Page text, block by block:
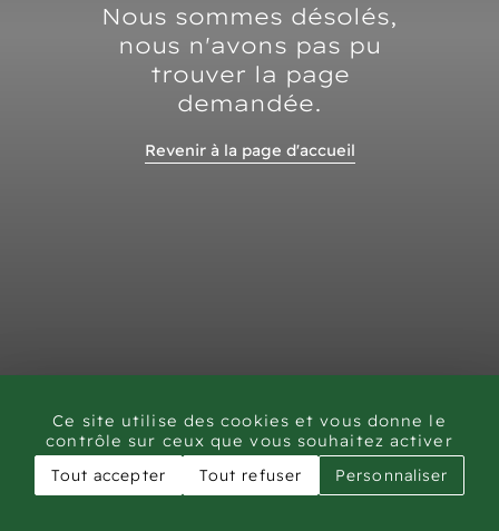
Nous sommes désolés,
nous n'avons pas pu
trouver la page
demandée.
Revenir à la page d'accueil
CAR - Rock Art Training workshop Saudi Arabia
Ce site utilise des cookies et vous donne le
contrôle sur ceux que vous souhaitez activer
Tout accepter
Tout refuser Personnaliser